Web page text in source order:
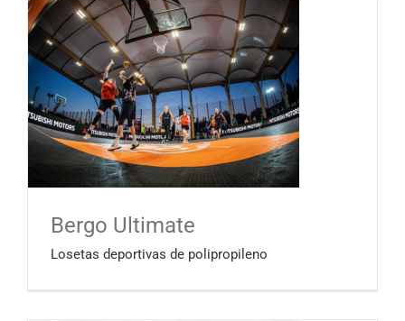
Bergo Ultimate
Losetas deportivas de polipropileno